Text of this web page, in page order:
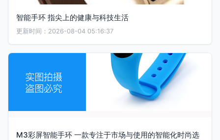
智能手环 指尖上的健康与科技生活
更新时间：2026-08-04 05:16:37
M3彩屏智能手环 一款专注于市场与使用的智能化时尚选